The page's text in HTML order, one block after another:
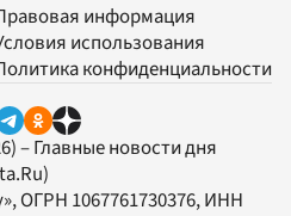
информация
использования
конфиденциальности
– Главные новости дня
, ОГРН 1067761730376, ИНН